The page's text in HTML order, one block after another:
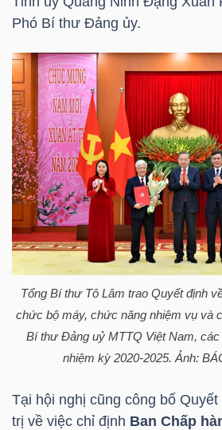
Phó Bí thư Đảng ủy.
Tổng Bí thư Tô Lâm trao Quyết định
chức bộ máy, chức năng nhiệm vụ và
Bí thư Đảng uỷ MTTQ Việt Nam, các
nhiệm kỳ 2020-2025. Ảnh:
Tại hội nghị cũng công bố
trị về việc chỉ định Ban Chấp
YẾU
TIÊU
DÙNG
THIẾT
YẾU
CHĂM
SÓC
SỨC
KHỎE